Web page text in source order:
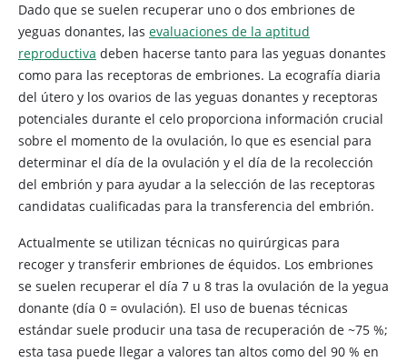
Dado que se suelen recuperar uno o dos embriones de
yeguas donantes, las evaluaciones de la aptitud
reproductiva deben hacerse tanto para las yeguas donantes
como para las receptoras de embriones. La ecografía diaria
del útero y los ovarios de las yeguas donantes y receptoras
potenciales durante el celo proporciona información crucial
sobre el momento de la ovulación, lo que es esencial para
determinar el día de la ovulación y el día de la recolección
del embrión y para ayudar a la selección de las receptoras
candidatas cualificadas para la transferencia del embrión.
Actualmente se utilizan técnicas no quirúrgicas para
recoger y transferir embriones de équidos. Los embriones
se suelen recuperar el día 7 u 8 tras la ovulación de la yegua
donante (día 0 = ovulación). El uso de buenas técnicas
estándar suele producir una tasa de recuperación de ~75 %;
esta tasa puede llegar a valores tan altos como del 90 % en